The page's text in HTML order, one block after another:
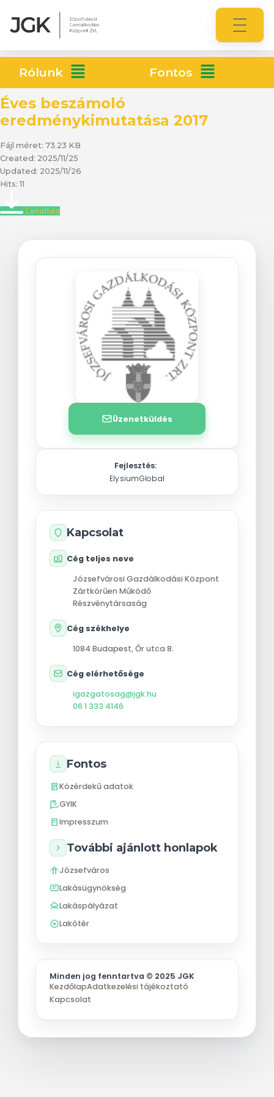
Rólunk Fontos
Éves beszámoló
eredménykimutatása 2017
Fájl méret: 73.23 KB
Created: 2025/11/25
Updated: 2025/11/26
Hits: 11
Letöltés
Üzenetküldés
Fejlesztés:
ElysiumGlobal
Kapcsolat
Cég teljes neve
Józsefvárosi Gazdálkodási Központ
Zártkörűen Működő
Részvénytársaság
Cég székhelye
1084 Budapest,Őr utca 8.
Cég elérhetősége
igazgatosag@jgk.hu
06 1 333 4146
Fontos
Közérdekű adatok
GYIK
Impresszum
További ajánlott honlapok
Józsefváros
Lakásügynökség
Lakáspályázat
Lakótér
Minden jog fenntartva © 2025 JGK
KezdőlapAdatkezelési tájékoztató
Kapcsolat